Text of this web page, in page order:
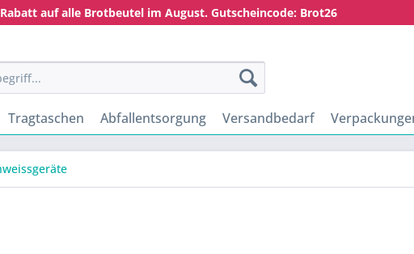
auf alle Brotbeutel im August. Gutscheincode: Brot26
Tragtaschen Abfallentsorgung Versandbedarf